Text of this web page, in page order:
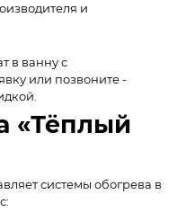
и
в ванну с
или позвоните -
«Тёплый
системы обогрева в